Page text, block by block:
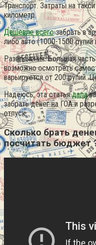
Транспорт. Затраты на
километр.
Дешевле всегозабрать в
либо авто (1000-1500
Развлечения. Большая
возможно осмотреть
варьируется от 200 рупий.
Надеюсь, эта статьядала
забрать денег на ГОА и
отпуск.
Сколько брать
посчитать бюджет